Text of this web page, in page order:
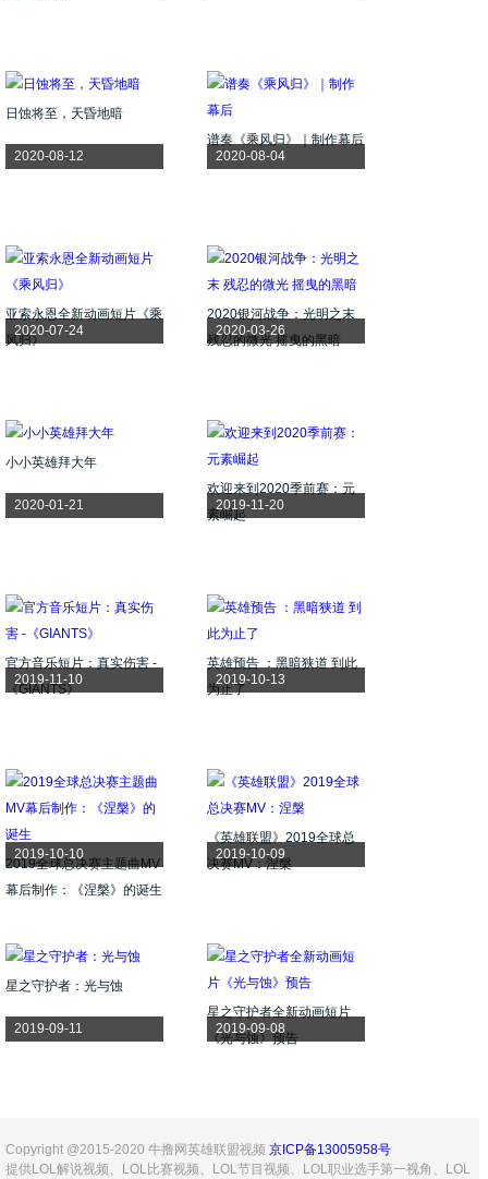
2020-08-12
日蚀将至，天昏地暗
2020-08-04
谱奏《乘风归》｜制作幕后
2020-07-24
亚索永恩全新动画短片《乘
风归》
2020-03-26
2020银河战争：光明之末
残忍的微光 摇曳的黑暗
2020-01-21
小小英雄拜大年
2019-11-20
欢迎来到2020季前赛：元
素崛起
2019-11-10
官方音乐短片：真实伤害 -
《GIANTS》
2019-10-13
英雄预告 ：黑暗狭道 到此
为止了
2019-10-10
2019全球总决赛主题曲MV
幕后制作：《涅槃》的诞生
2019-10-09
《英雄联盟》2019全球总
决赛MV：涅槃
2019-09-11
星之守护者：光与蚀
2019-09-08
星之守护者全新动画短片
《光与蚀》预告
Copyright @2015-2020 牛撸网英雄联盟视频 京ICP备13005958号
提供LOL解说视频、LOL比赛视频、LOL节目视频、LOL职业选手第一视角、LOL